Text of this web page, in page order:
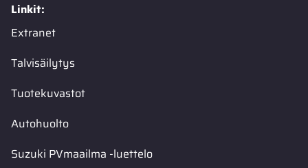
Linkit:
Extranet
Talvisäilytys
Tuotekuvastot
Autohuolto
Suzuki PVmaailma -luettelo